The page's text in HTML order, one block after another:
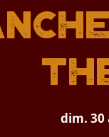
dim. 30